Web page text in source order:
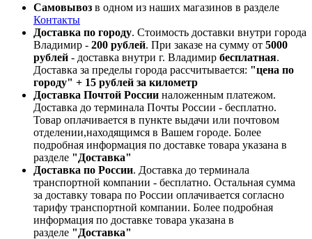
Самовывоз в одном из наших магазинов в разделе
Контакты
Доставка по городу. Стоимость доставки внутри города
Владимир - 200 рублей. При заказе на сумму от 5000
рублей - доставка внутри г. Владимир бесплатная.
Доставка за пределы города рассчитывается: "цена по
городу" + 15 рублей за километр
Доставка Почтой России наложенным платежом.
Доставка до терминала Почты России - бесплатно.
Товар оплачивается в пункте выдачи или почтовом
отделении,находящимся в Вашем городе. Более
подробная информация по доставке товара указана в
разделе "Доставка"
Доставка по России. Доставка до терминала
транспортной компании - бесплатно. Остальная сумма
за доставку товара по России оплачивается согласно
тарифу транспортной компании. Более подробная
информация по доставке товара указана в
разделе "Доставка"